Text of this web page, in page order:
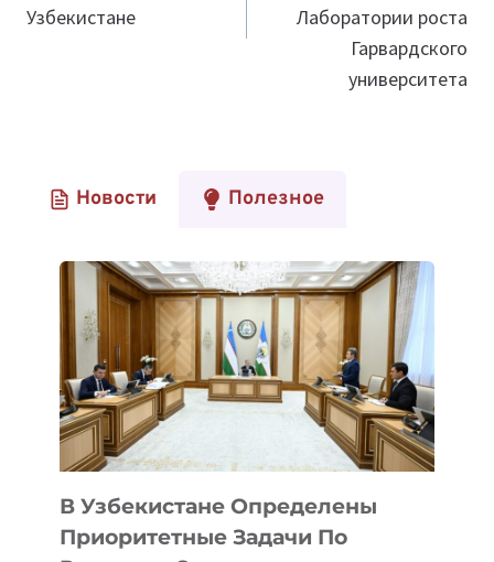
Узбекистане
Лаборатории роста
Гарвардского
университета
Новости Полезное
В Узбекистане Определены
Приоритетные Задачи По